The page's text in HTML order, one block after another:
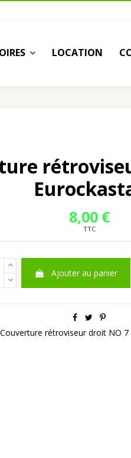
LOCATION
8,00 €
TTC
Ajouter au panier
Couverture rétroviseur droit NO